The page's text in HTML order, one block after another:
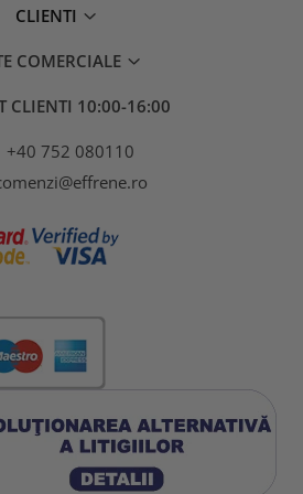
CLIENTI
COMERCIALE
CLIENTI 10:00-16:00
+40 752 080110